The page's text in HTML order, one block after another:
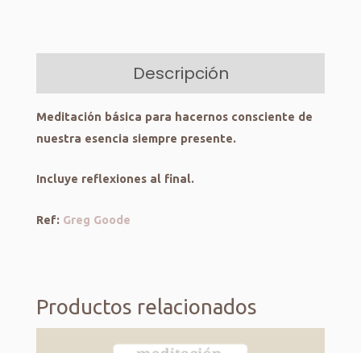
Descripción
Meditación básica para hacernos consciente de
nuestra esencia siempre presente.
Incluye reflexiones al final.
Ref: Greg Goode
Productos relacionados